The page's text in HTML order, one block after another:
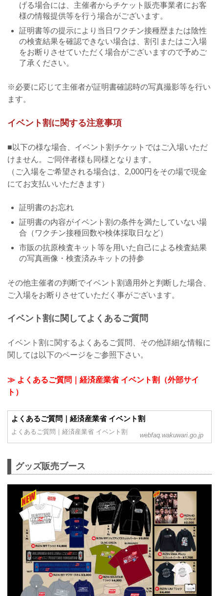
げる場合には、主催者からチケット販売事業者にお客
様の情報提供等を行う場合がございます。
証明書等の提示により当日ワクチン接種歴または陰性
の検査結果を確認できない場合は、割引またはご入場
をお断りさせていただく場合がございますので予めご
了承ください。
※必要に応じて主催者が証明書確認時の写真撮影等を行い
ます。
イベント割に関する注意事項
■以下の様な場合、イベント割チケットではご入場いただ
けません。ご同伴者様も同様となります。
（ご入場をご希望される場合は、2,000円をその場で現金
にてお支払いいただきます）
証明書のお忘れ
証明書の内容がイベント割の条件を満たしていない場
合（ワクチン接種回数や検体採取日など）
市販の抗原検査キット等を用いた自己による検査結果
の写真画像・検査済みキットの持参
その他主催者の判断でイベント割適用外と判断した場合、
ご入場をお断りさせていただく事がございます。
イベント割に関してよくあるご質問
イベント割に関するよくあるご質問、その他詳細な情報に
関しては以下のページをご参照下さい。
≫ よくあるご質問｜経済産業省 イベント割（外部サイ
ト）
よくあるご質問｜経済産業省 イベント割
よくあるご質問｜経済産業省 イベント割 webfaq.wakuwari.go.jp
グッズ販売ブース